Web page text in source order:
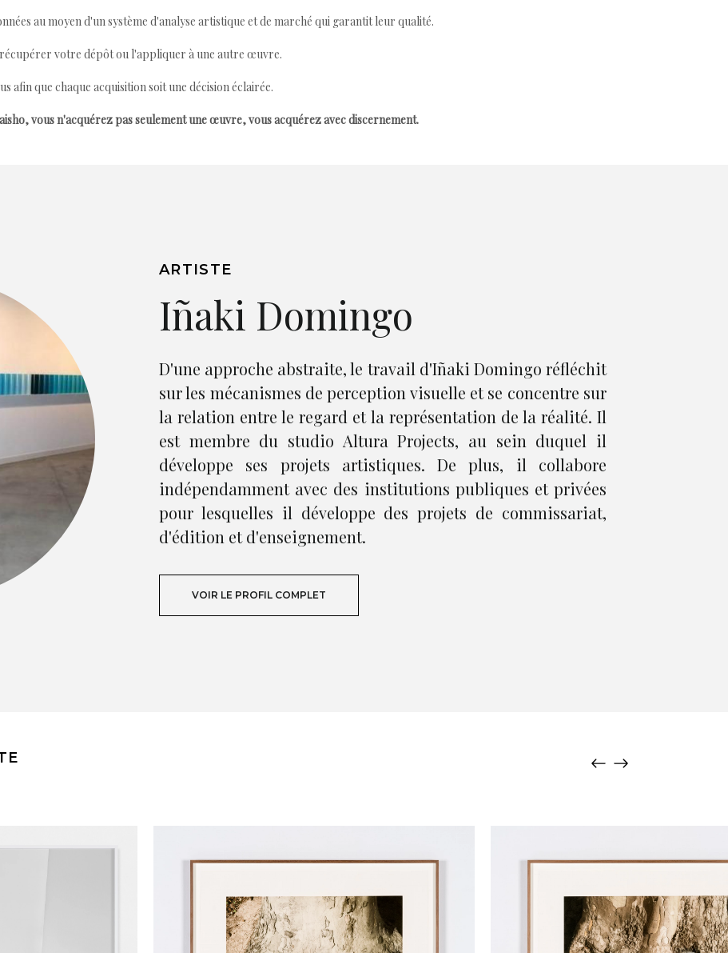
au moyen d'un système d'analyse artistique et de marché qui garantit leur qualité.
votre dépôt ou l'appliquer à une autre œuvre.
afin que chaque acquisition soit une décision éclairée.
vous n'acquérez pas seulement une œuvre, vous acquérez avec discernement.
ARTISTE
Iñaki Domingo
D'une approche abstraite, le travail d'Iñaki Domingo réfléchit
sur les mécanismes de perception visuelle et se concentre sur
la relation entre le regard et la représentation de la réalité. Il
est membre du studio Altura Projects, au sein duquel il
développe ses projets artistiques. De plus, il collabore
indépendamment avec des institutions publiques et privées
pour lesquelles il développe des projets de commissariat,
d'édition et d'enseignement.
VOIR LE PROFIL COMPLET